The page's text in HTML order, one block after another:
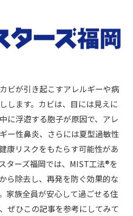
ビが引き起こすアレルギーや病
します。カビは、目には見えに
に浮遊する胞子が原因で、アレ
ー性鼻炎、さらには夏型過敏性
康リスクをもたらす可能性があ
ターズ福岡では、MIST工法®を
ら除去し、再発を防ぐ効果的な
家族全員が安心して過ごせる住
ぜひこの記事を参考にしてみて